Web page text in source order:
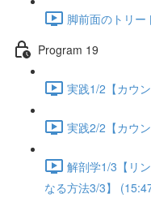
脚前面のトリ
Program 19
実践1/2【カウ
実践2/2【カウ
解剖学1/3【リ
なる方法3/3】